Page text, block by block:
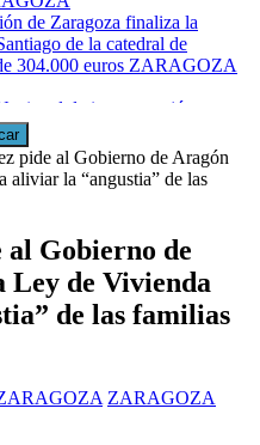
de Zaragoza finaliza la
de la catedral de
304.000 euros ZARAGOZA
detiene a tres jóvenes a
de robar en el interior de
ZARAGOZA
al Gobierno de
Ley de Vivienda
de las familias